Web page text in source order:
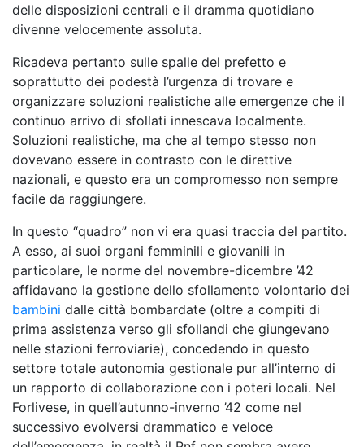
delle disposizioni centrali e il dramma quotidiano
divenne velocemente assoluta.
Ricadeva pertanto sulle spalle del prefetto e
soprattutto dei podestà l’urgenza di trovare e
organizzare soluzioni realistiche alle emergenze che il
continuo arrivo di sfollati innescava localmente.
Soluzioni realistiche, ma che al tempo stesso non
dovevano essere in contrasto con le direttive
nazionali, e questo era un compromesso non sempre
facile da raggiungere.
In questo “quadro” non vi era quasi traccia del partito.
A esso, ai suoi organi femminili e giovanili in
particolare, le norme del novembre-dicembre ’42
affidavano la gestione dello sfollamento volontario dei
bambini dalle città bombardate (oltre a compiti di
prima assistenza verso gli sfollandi che giungevano
nelle stazioni ferroviarie), concedendo in questo
settore totale autonomia gestionale pur all’interno di
un rapporto di collaborazione con i poteri locali. Nel
Forlivese, in quell’autunno-inverno ’42 come nel
successivo evolversi drammatico e veloce